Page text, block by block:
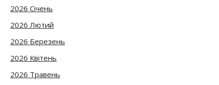
2026 Січень
2026 Лютий
2026 Березень
2026 Квітень
2026 Травень